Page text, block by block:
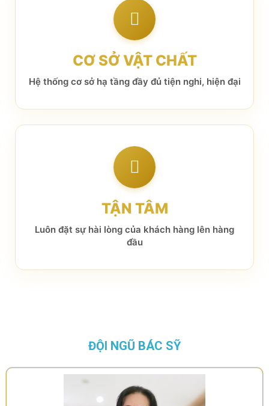
CƠ SỞ VẬT CHẤT
Hệ thống cơ sở hạ tầng đầy đủ tiện nghi, hiện đại
TẬN TÂM
Luôn đặt sự hài lòng của khách hàng lên hàng
đầu
ĐỘI NGŨ BÁC SỸ